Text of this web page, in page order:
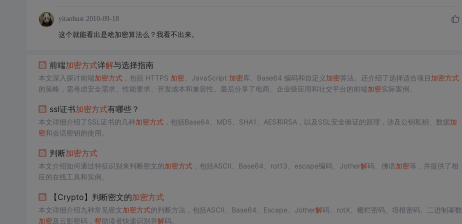
yitaohust 2010-09-18
这个就能看出是啥加密算法么？我看不出来。
前端加密方式详解与选择指南
本文深入探讨前端加密方式，包括 HTTPS 加密、JavaScript 加密库、Base64 编码和自定义 加密算法。还介绍了选择适合项目 加密方式
的策略，需考虑安全需求、性能要求、开发成本和兼容性。最后分享了电商、企业级应用和社交平台的前端加密实际案例。
ssl证书加密方式有哪些？
本文详细介绍了SSL证书的几种加密方式，包括Base64、MD5、SHA1、AES和RSA，以及SSL安全验证的原理，涉及公钥私钥、数据加
密和会话密钥的使用。
判断加密方式
本文介绍如何通过特征识别来判断密文的加密方式，包括ASCII、Base64、rot13、escape编码、Jother解码、佛语加密等，并提供了相
应的在线工具和实例。
【Crypto】判断密文的加密方式
本文详细介绍九种常见密文加密方式的判断方法，包括ASCII、Base64、Escape、Jother解码、rotX、栅栏密码、培根密码、二进制幂数
加密及云影密码， 帮助读者快速识别并解码。